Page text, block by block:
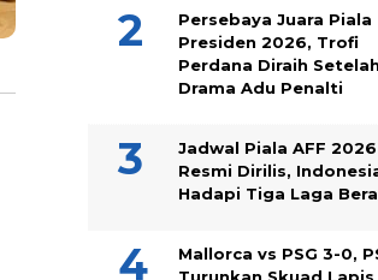
Persebaya Juara Piala
Presiden 2026, Trofi
Perdana Diraih Setelah
Drama Adu Penalti
Jadwal Piala AFF 2026
Resmi Dirilis,
Hadapi Tiga Laga
Mallorca vs PSG 3-0,